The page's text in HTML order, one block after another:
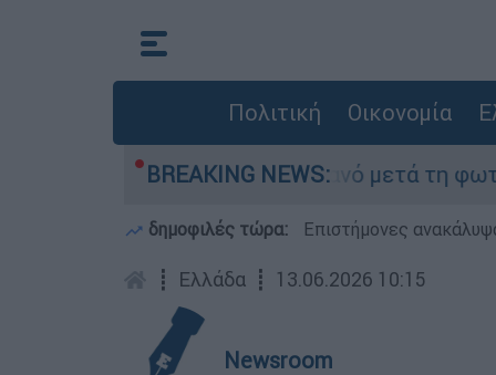
Πολιτική Οικονομία
BREAKING NEWS:
στο Πόρτο Γερμανό μετά τη φωτιά -
δημοφιλές τώρα: Επιστήμονες
┋ Ελλάδα ┋ 13.06.2026 10:15
Newsroom